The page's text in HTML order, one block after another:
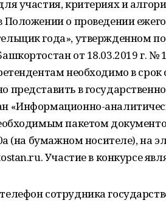
участия, критериях и
Положении о проведении
года», утвержденном
от 18.03.2019 г. №
необходимо в срок
представить в
«Информационно-
пакетом
(на бумажном носителе), на
Участие в конкурсе
сотрудника